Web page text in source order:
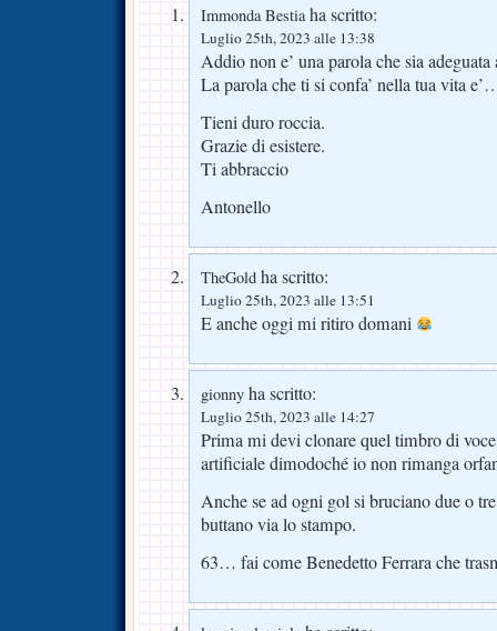
Immonda Bestiaha scritto:
Luglio 25th, 2023 alle 13:38
Addio non e’ una parola che sia
La parola che ti si confa’ nella tua vita
Tieni duro roccia.
Grazie di esistere.
Ti abbraccio
Antonello
TheGold ha scritto:
Luglio 25th, 2023 alle 13:51
E anche oggi mi ritiro domani
gionny ha scritto:
Luglio 25th, 2023 alle 14:27
Prima mi devi clonare quel timbro di
artificiale dimodoché io non rimanga
Anche se ad ogni gol si bruciano due o
buttano via lo stampo.
63… fai come Benedetto Ferrara che